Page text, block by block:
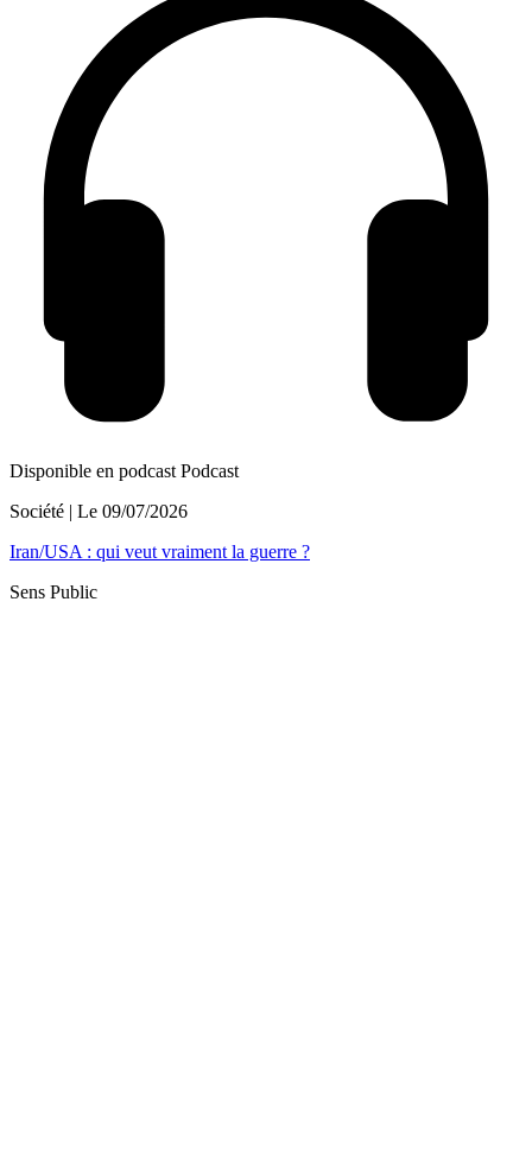
Disponible en podcast Podcast
Société | Le 09/07/2026
Iran/USA : qui veut vraiment la guerre ?
Sens Public